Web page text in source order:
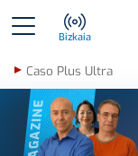
Bizkaia
Caso Plus Ultra
MAGAZINE